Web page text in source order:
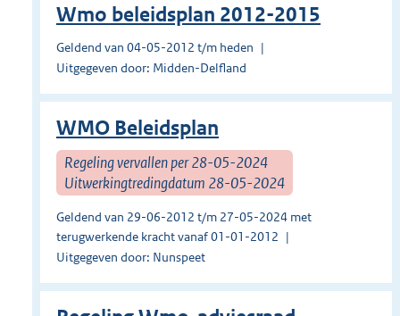
Wmo beleidsplan 2012-2015
Geldend van 04-05-2012 t/m heden
Uitgegeven door: Midden-Delfland
WMO Beleidsplan
Regeling vervallen per 28-05-2024
Uitwerkingtredingdatum 28-05-2024
Geldend van 29-06-2012 t/m 27-05-2024 met
terugwerkende kracht vanaf 01-01-2012
Uitgegeven door: Nunspeet